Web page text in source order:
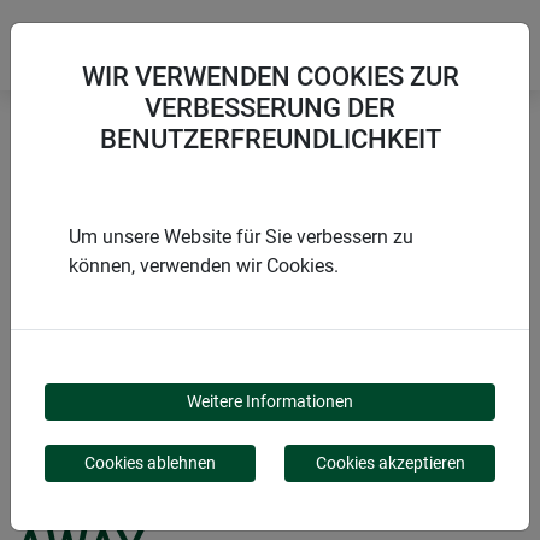
PRODUKTE
WESPENNEST-
ATTRAPPE WASP
WIR VERWENDEN COOKIES ZUR
VERBESSERUNG DER
BENUTZERFREUNDLICHKEIT
Um unsere Website für Sie verbessern zu
können, verwenden wir Cookies.
Weitere Informationen
Cookies ablehnen Cookies akzeptieren